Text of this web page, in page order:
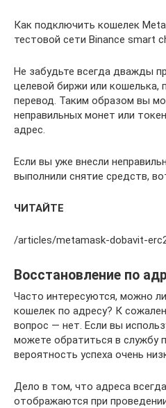
Как подключить кошелек
тестовой сети Binance smart
Не забудьте всегда дважды
целевой биржи или кошелька,
перевод. Таким образом вы
неправильных монет или
адрес.
Если вы уже внесли
выполнили снятие средств,
ЧИТАЙТЕ
/articles/metamask-dobavit-
Восстановление по
Часто интересуются, можно
кошелек по адресу? К
вопрос — нет. Если вы
можете обратиться в службу
вероятность успеха очень
Дело в том, что адреса
отображаются при